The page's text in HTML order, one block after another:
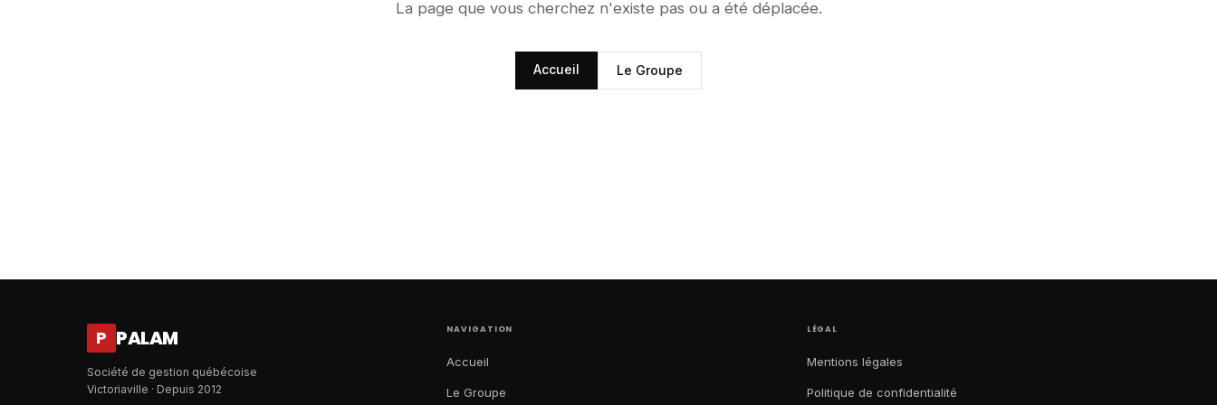
La page que vous cherchez n'existe pas ou a été déplacée.
Accueil Le Groupe
P PALAM
Société de gestion québécoise
Victoriaville · Depuis 2012
NAVIGATION
Accueil
Le Groupe
LÉGAL
Mentions légales
Politique de confidentialité